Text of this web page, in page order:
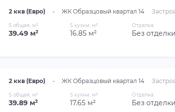
2 ккв (Евро) • ЖК Образцовый квартал 14
S общая, м²
39.49 м²
S кухни, м²
16.85 м²
Отделка
Без отделки
2 ккв (Евро) • ЖК Образцовый квартал 14
S общая, м²
39.89 м²
S кухни, м²
17.65 м²
Отделка
Без отделки